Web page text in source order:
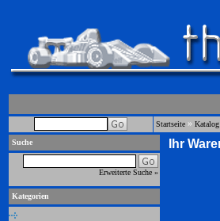
Startseite » Katalog
Suche
Erweiterte Suche »
Kategorien
Ihr